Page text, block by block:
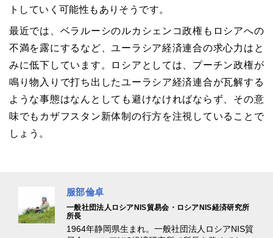
トしていく可能性もありそうです。
最近では、ベラルーシのルカシェンコ政権もロシアへの
不満を露にするなど、ユーラシア経済連合の求心力はと
みに低下しています。ロシアとしては、プーチン政権が
鳴り物入りで打ち出したユーラシア経済連合が瓦解する
ような事態はなんとしても避けなければならず、その意
味でもカザフスタン新体制の行方を注視していることで
しょう。
服部倫卓
一般社団法人ロシアNIS貿易会・ロシアNIS経済研究所
所長
1964年静岡県生まれ。一般社団法人ロシアNIS貿